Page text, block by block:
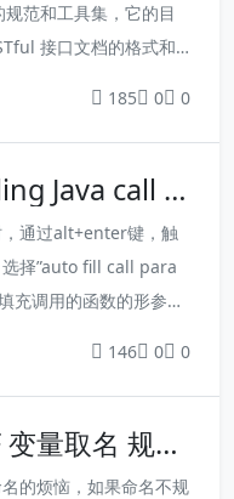
范和工具集，它的目
接口文档的格式和
和参数，还能帮助前后
，提高开发效率。在 S
解来描述接口，然...
185 0 0
Java call a
插件
通过alt+enter键，触
择”auto fill call para
充调用的函数的形参
146 0 0
变量取名 规范
的烦恼，如果命名不规